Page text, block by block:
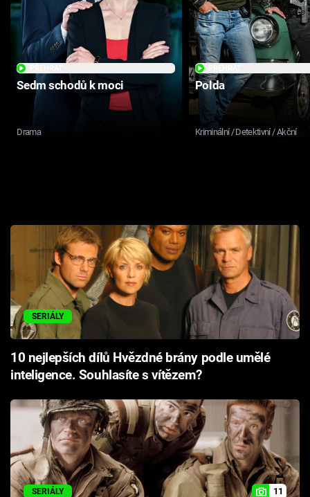
Sedm schodů k moci
Drama
Polda
Kriminální / Detektivní / Akční
SERIÁLY
10 nejlepších dílů Hvězdné brány podle umělé
inteligence. Souhlasíte s vítězem?
SERIÁLY 11